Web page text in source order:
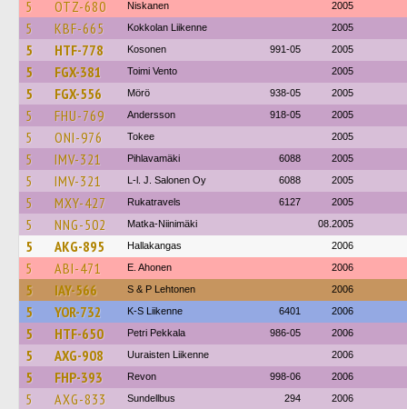
5 OTZ-680 Niskanen 2005
5 KBF-665 Kokkolan Liikenne 2005
5 HTF-778 Kosonen 991-05 2005
5 FGX-381 Toimi Vento 2005
5 FGX-556 Mörö 938-05 2005
5 FHU-769 Andersson 918-05 2005
5 ONI-976 Tokee 2005
5 IMV-321 Pihlavamäki 6088 2005
5 IMV-321 L-l. J. Salonen Oy 6088 2005
5 MXY-427 Rukatravels 6127 2005
5 NNG-502 Matka-Niinimäki 08.2005
5 AKG-895 Hallakangas 2006
5 ABI-471 E. Ahonen 2006
5 IAY-566 S & P Lehtonen 2006
5 YOR-732 K-S Liikenne 6401 2006
5 HTF-650 Petri Pekkala 986-05 2006
5 AXG-908 Uuraisten Liikenne 2006
5 FHP-393 Revon 998-06 2006
5 AXG-833 Sundellbus 294 2006